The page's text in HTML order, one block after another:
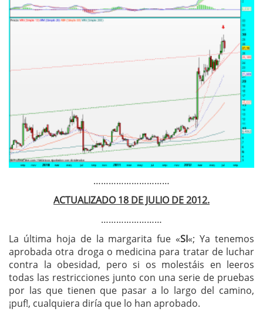
…………………………
ACTUALIZADO 18 DE JULIO DE 2012.
……………………
La última hoja de la margarita fue «SI«; Ya tenemos
aprobada otra droga o medicina para tratar de luchar
contra la obesidad, pero si os molestáis en leeros
todas las restricciones junto con una serie de pruebas
por las que tienen que pasar a lo largo del camino,
¡puf!, cualquiera diría que lo han aprobado.